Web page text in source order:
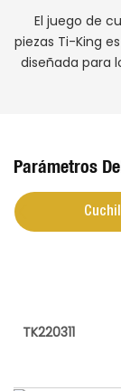
El juego de
piezas Ti-King
diseñada para
Parámetros
TK220311